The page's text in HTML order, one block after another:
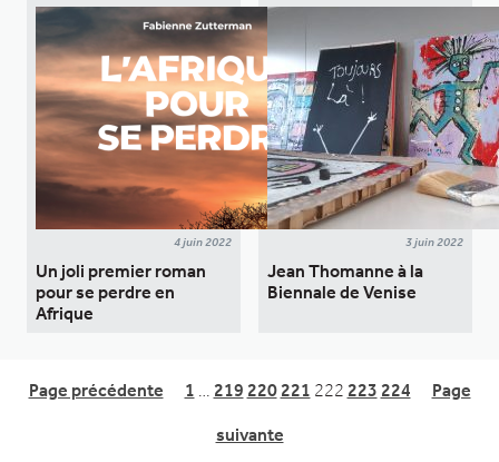
4 juin 2022
Un joli premier roman
pour se perdre en
Afrique
3 juin 2022
Jean Thomanne à la
Biennale de Venise
Page précédente 1 219 220 221 222 223 224 Page
suivante